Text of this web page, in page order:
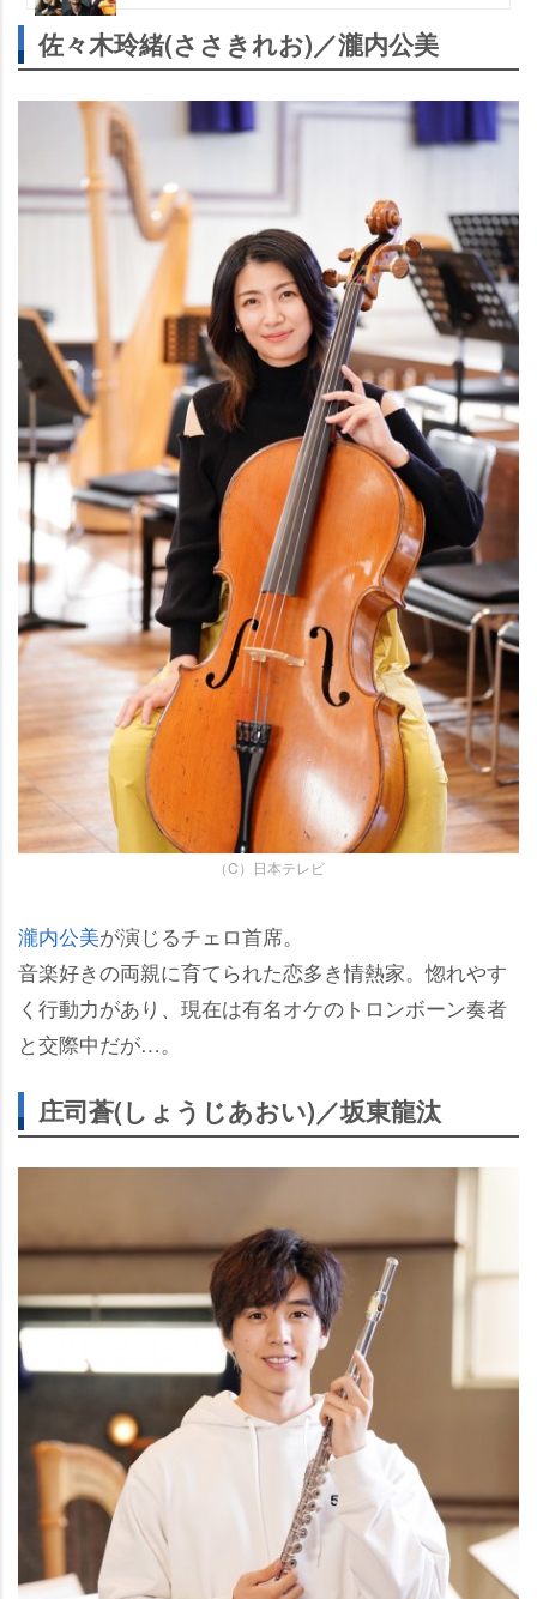
佐々木玲緒(ささきれお)／瀧内公美
（C）日本テレビ
瀧内公美が演じるチェロ首席。
音楽好きの両親に育てられた恋多き情熱家。惚れやす
く行動力があり、現在は有名オケのトロンボーン奏者
と交際中だが…。
庄司蒼(しょうじあおい)／坂東龍汰